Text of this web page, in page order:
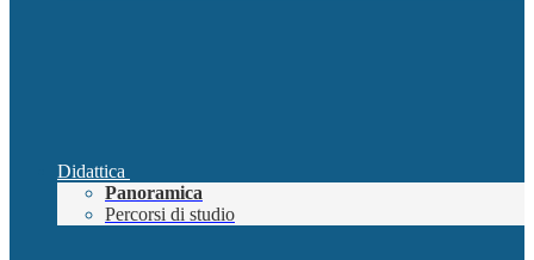
Didattica
Panoramica
Percorsi di studio